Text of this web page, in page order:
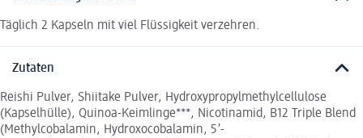
Täglich 2 Kapseln mit viel Flüssigkeit verzehren.
Zutaten
Reishi Pulver, Shiitake Pulver, Hydroxypropylmethylcellulose
(Kapselhülle), Quinoa-Keimlinge***, Nicotinamid, B12 Triple Blend
(Methylcobalamin, Hydroxocobalamin, 5’-